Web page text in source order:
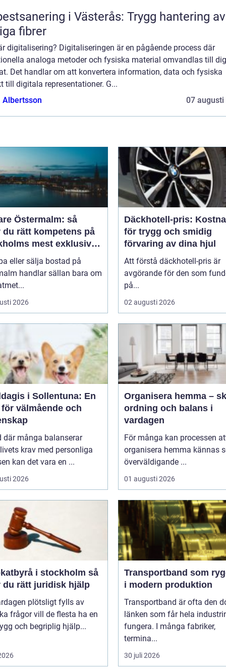
i Västerås: Trygg hantering av
fibrer
digitalisering? Digitaliseringen är en pågående process där
analoga metoder och fysiska material omvandlas till
Det handlar om att konvertera information, data och fysiska
till digitala representationer. G...
Albertsson
07 augusti
Östermalm: så
du rätt kompetens på
mest exklusiva
eller sälja bostad på
handlar sällan bara om
2026
Däckhotell-pris:
för trygg och smidig
förvaring av dina hjul
Att förstå däckhotell-pris är
avgörande för den som
på...
02 augusti 2026
i Sollentuna: En
välmående och
där många balanserar
krav med personliga
kan det vara en ...
2026
Organisera hemma –
ordning och balans i
vardagen
För många kan processen
organisera hemma kännas
överväldigande ...
01 augusti 2026
i stockholm så
du rätt juridisk hjälp
plötsligt fylls av
frågor vill de flesta ha en
och begriplig hjälp...
Transportband som
i modern produktion
Transportband är ofta den
länken som får hela
fungera. I många fabriker,
termina...
30 juli 2026